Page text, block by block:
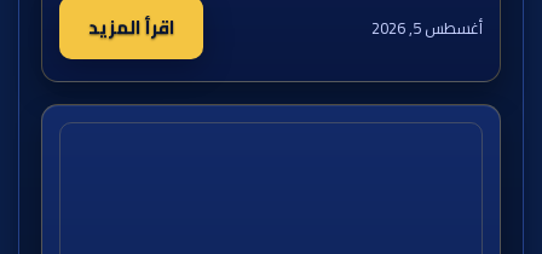
أغسطس 5, 2026 اقرأ المزيد